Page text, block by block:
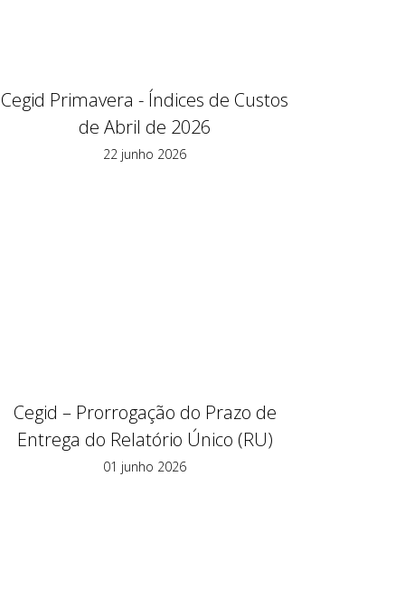
Cegid Primavera - Índices de Custos
de Abril de 2026
22 junho 2026
Cegid – Prorrogação do Prazo de
Entrega do Relatório Único (RU)
01 junho 2026